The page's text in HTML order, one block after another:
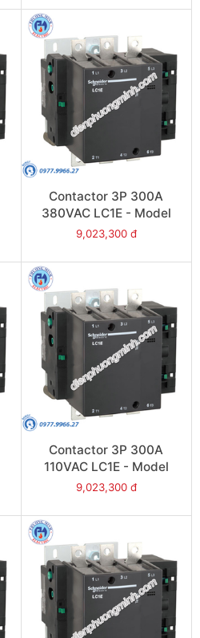
Contactor 3P 300A
380VAC LC1E - Model
LC1E300Q6
9,023,300 đ
Contactor 3P 300A
110VAC LC1E - Model
LC1E300F6
9,023,300 đ